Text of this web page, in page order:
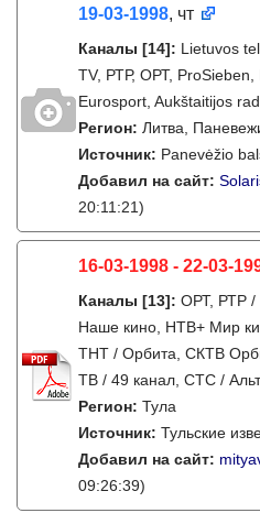
19-03-1998, чт
Каналы [14]: Lietuvos
TV, РТР, ОРТ, ProSieben,
Eurosport, Aukštaitijos
Регион: Литва,
Источник: Panevėžio
Добавил на сайт:
20:11:21)
16-03-1998 - 22-03-
Каналы [13]: ОРТ, РТР /
Наше кино, НТВ+ Мир
ТНТ / Орбита, СКТВ
ТВ / 49 канал, СТС /
Регион: Тула
Источник: Тульские
Добавил на сайт:
09:26:39)